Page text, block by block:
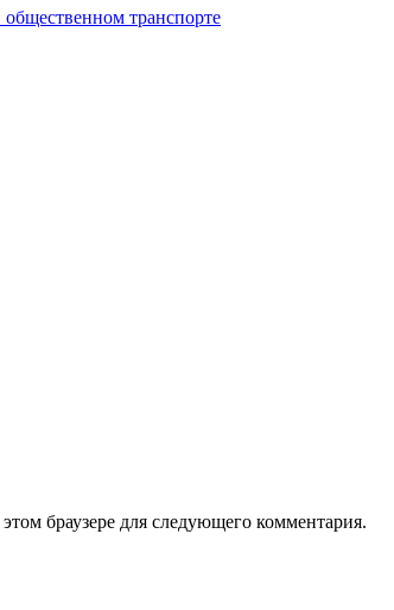
транспорте
браузере для следующего комментария.